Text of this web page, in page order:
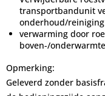
transportbandunit
onderhoud/reiniging
verwarming door
boven-/
Opmerking:
Geleverd zonder